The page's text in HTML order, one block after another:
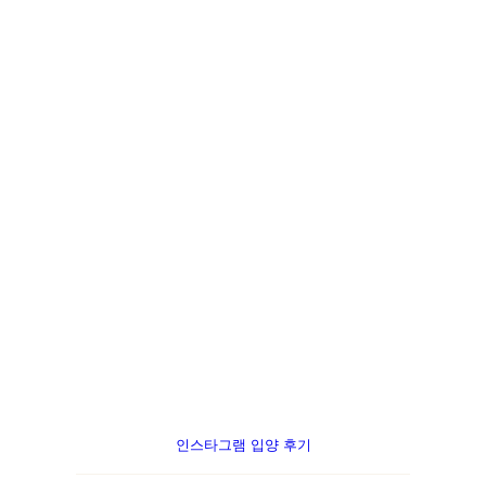
인스타그램 입양 후기